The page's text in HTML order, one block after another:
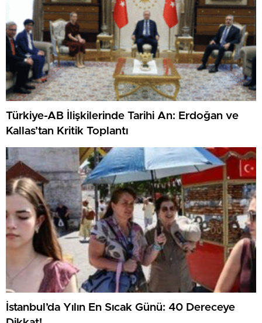
Türkiye-AB İlişkilerinde Tarihi An: Erdoğan ve
Kallas’tan Kritik Toplantı
İstanbul’da Yılın En Sıcak Günü: 40 Dereceye